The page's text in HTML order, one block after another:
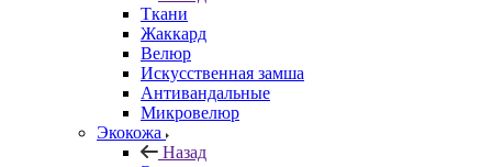
Ткани
Жаккард
Велюр
Искусственная замша
Антивандальные
Микровелюр
Экокожа
Назад